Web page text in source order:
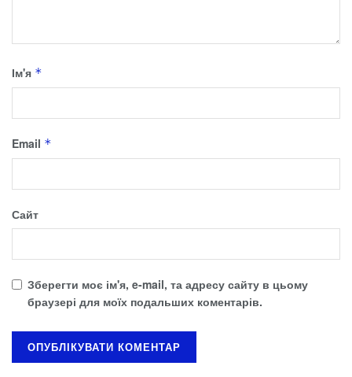
Ім'я *
Email *
Сайт
Зберегти моє ім'я, e-mail, та адресу сайту в цьому
браузері для моїх подальших коментарів.